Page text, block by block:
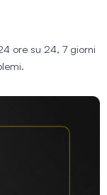
ore su 24, 7 giorni